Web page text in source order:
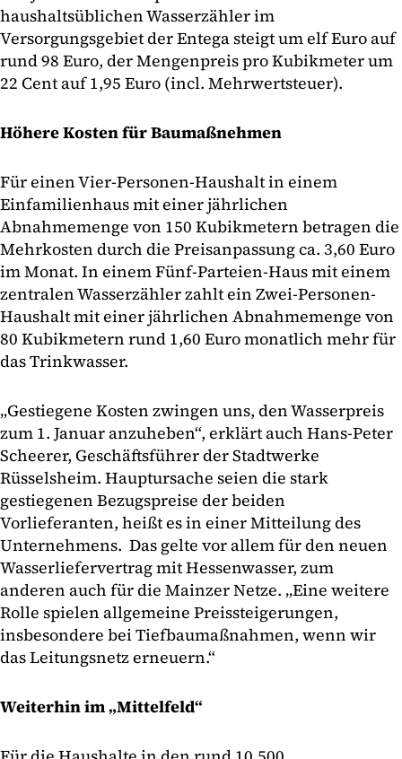
haushaltsüblichen Wasserzähler im
Versorgungsgebiet der Entega steigt um elf Euro auf
rund 98 Euro, der Mengenpreis pro Kubikmeter um
22 Cent auf 1,95 Euro (incl. Mehrwertsteuer).
Höhere Kosten für Baumaßnehmen
Für einen Vier-Personen-Haushalt in einem
Einfamilienhaus mit einer jährlichen
Abnahmemenge von 150 Kubikmetern betragen die
Mehrkosten durch die Preisanpassung ca. 3,60 Euro
im Monat. In einem Fünf-Parteien-Haus mit einem
zentralen Wasserzähler zahlt ein Zwei-Personen-
Haushalt mit einer jährlichen Abnahmemenge von
80 Kubikmetern rund 1,60 Euro monatlich mehr für
das Trinkwasser.
„Gestiegene Kosten zwingen uns, den Wasserpreis
zum 1. Januar anzuheben“, erklärt auch Hans-Peter
Scheerer, Geschäftsführer der Stadtwerke
Rüsselsheim. Hauptursache seien die stark
gestiegenen Bezugspreise der beiden
Vorlieferanten, heißt es in einer Mitteilung des
Unternehmens. Das gelte vor allem für den neuen
Wasserliefervertrag mit Hessenwasser, zum
anderen auch für die Mainzer Netze. „Eine weitere
Rolle spielen allgemeine Preissteigerungen,
insbesondere bei Tiefbaumaßnahmen, wenn wir
das Leitungsnetz erneuern.“
Weiterhin im „Mittelfeld“